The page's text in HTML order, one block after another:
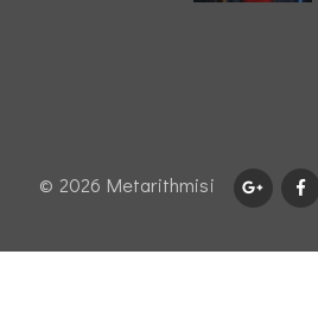
© 2026 Μetarithmisi